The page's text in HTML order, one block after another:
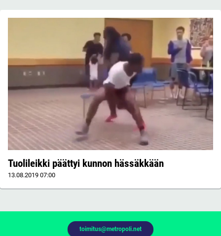
Tuolileikki päättyi kunnon hässäkkään
13.08.2019 07:00
toimitus@metropoli.net